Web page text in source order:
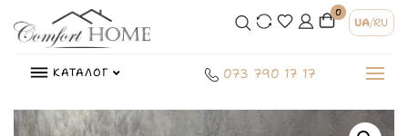
0
UA/RU
КАТАЛОГ 073 790 17 17